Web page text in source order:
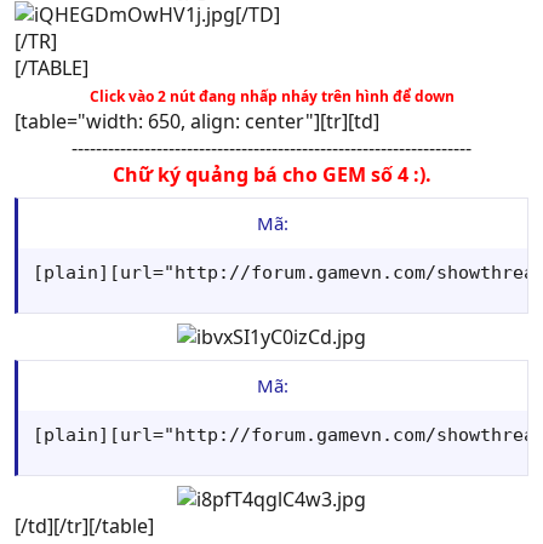
[/TD]
[/TR]
[/TABLE]
Click vào 2 nút đang nhấp nháy trên hình để down
[table="width: 650, align: center"][tr][td]
------------------------------------------------------------------
Chữ ký quảng bá cho GEM số 4 :).
Mã:
[plain][url="http://forum.gamevn.com/
Mã:
[plain][url="http://forum.gamevn.com/
[/td][/tr][/table]